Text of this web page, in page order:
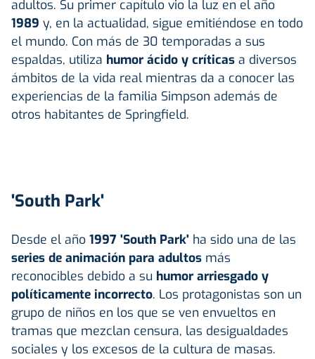
adultos. Su primer capítulo vio la luz en el año
1989 y, en la actualidad, sigue emitiéndose en todo
el mundo. Con más de 30 temporadas a sus
espaldas, utiliza humor ácido y críticas a diversos
ámbitos de la vida real mientras da a conocer las
experiencias de la familia Simpson además de
otros habitantes de Springfield.
'South Park'
Desde el año 1997 'South Park' ha sido una de las
series de animación para adultos más
reconocibles debido a su humor arriesgado y
políticamente incorrecto. Los protagonistas son un
grupo de niños en los que se ven envueltos en
tramas que mezclan censura, las desigualdades
sociales y los excesos de la cultura de masas.